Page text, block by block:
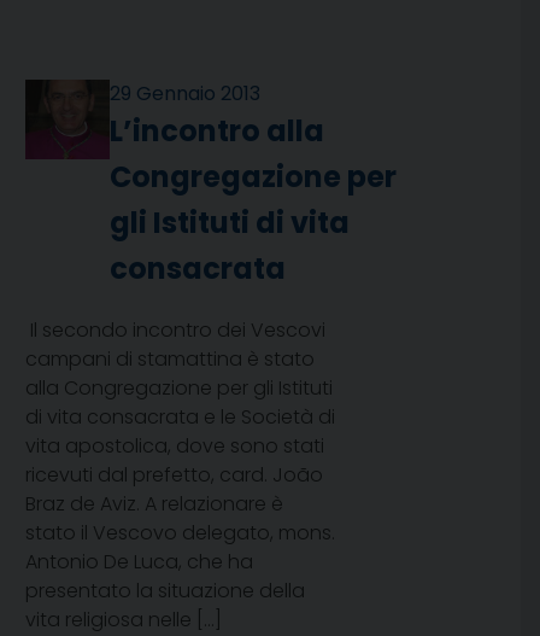
29 Gennaio 2013
L’incontro alla
Congregazione per
gli Istituti di vita
consacrata
Il secondo incontro dei Vescovi
campani di stamattina è stato
alla Congregazione per gli Istituti
di vita consacrata e le Società di
vita apostolica, dove sono stati
ricevuti dal prefetto, card. João
Braz de Aviz. A relazionare è
stato il Vescovo delegato, mons.
Antonio De Luca, che ha
presentato la situazione della
vita religiosa nelle […]